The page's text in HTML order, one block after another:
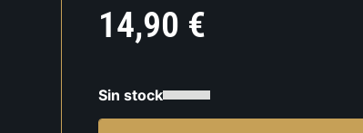
14,90 €
Sin stock